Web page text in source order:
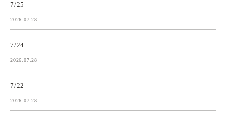
7/25
2026.07.28
7/24
2026.07.28
7/22
2026.07.28